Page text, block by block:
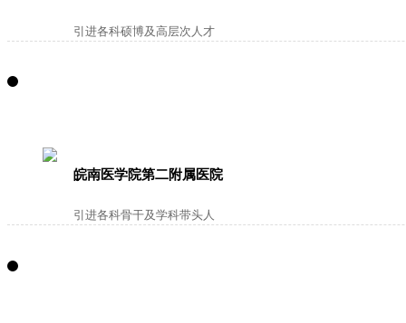
引进各科硕博及高层次人才
皖南医学院第二附属医院
引进各科骨干及学科带头人